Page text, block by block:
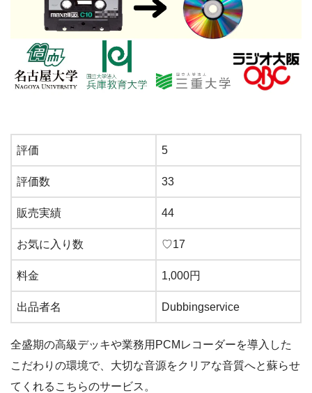
評価 5
評価数 33
販売実績 44
お気に入り数 ♡17
料金 1,000円
出品者名 Dubbingservice
全盛期の高級デッキや業務用PCMレコーダーを導入した
こだわりの環境で、大切な音源をクリアな音質へと蘇らせ
てくれるこちらのサービス。